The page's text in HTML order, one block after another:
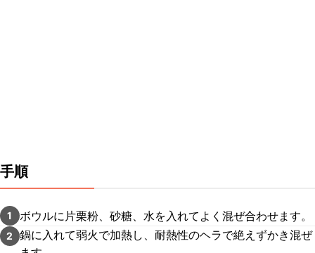
手順
1 ボウルに片栗粉、砂糖、水を入れてよく混ぜ合わせます。
2
鍋に入れて弱火で加熱し、耐熱性のヘラで絶えずかき混ぜ